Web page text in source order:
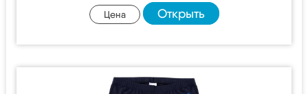
Цена Открыть